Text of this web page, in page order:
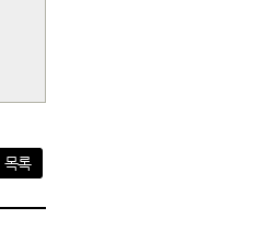
목록